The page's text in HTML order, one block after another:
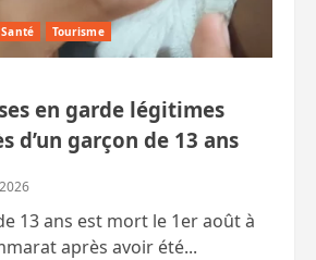
Santé Tourisme
en garde légitimes
d’un garçon de 13 ans
13 ans est mort le 1er août à
après avoir été...